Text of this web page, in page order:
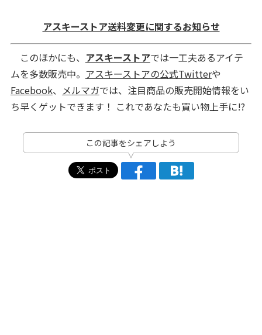
アスキーストア送料変更に関するお知らせ
このほかにも、 アスキーストアでは一工夫あるアイテ
ムを多数販売中。 アスキーストアの公式Twitterや
Facebook、 メルマガでは、注目商品の販売開始情報をい
ち早くゲットできます！ これであなたも買い物上手に!?
この記事をシェアしよう